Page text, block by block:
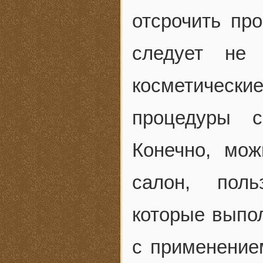
отсрочить
следует
процедуры
Конечно,
салон,
которые
с